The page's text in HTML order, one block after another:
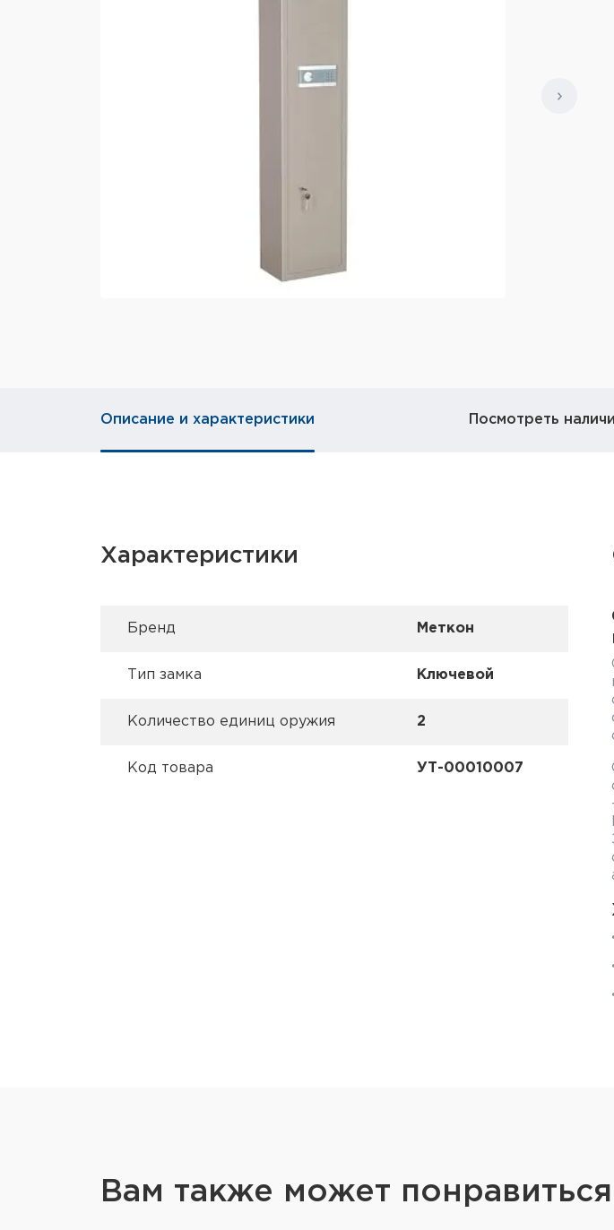
Описание и характеристики Посмотреть
Характеристики
Брeнд Меткон
Тип замка Ключевой
Количество единиц оружия 2
Код товара УТ-00010007
Вам также может понравиться